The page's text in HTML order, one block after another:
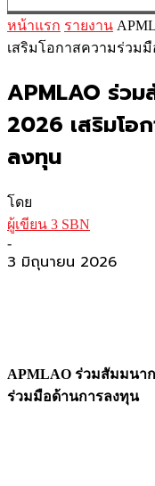
หน้าแรก รายงาน
เสริมโอกาสความร่วม
APMLAO ร่วม
2026 เสริมโอ
ลงทุน
โดย
ผู้เขียน 3 SBN
-
3 มิถุนายน 2026
APMLAO ร่วมสัมมนา
ร่วมมือด้านการลงทุน